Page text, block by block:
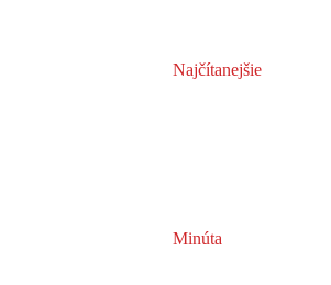
Najčítanejšie
Minúta